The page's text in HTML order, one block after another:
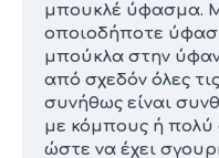
μπουκλέ ύφασμα.
οποιοδήποτε
μπούκλα στην
από σχεδόν όλες
συνήθως είναι
με κόμπους ή πολύ
ώστε να έχει